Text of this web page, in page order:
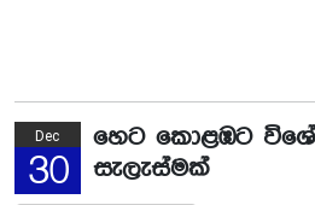
Dec
30
හෙට කොළඹට
සැලැස්මක්